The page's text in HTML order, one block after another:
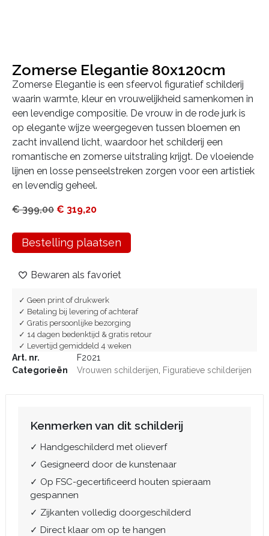
Zomerse Elegantie 80x120cm
Zomerse Elegantie is een sfeervol figuratief schilderij
waarin warmte, kleur en vrouwelijkheid samenkomen in
een levendige compositie. De vrouw in de rode jurk is
op elegante wijze weergegeven tussen bloemen en
zacht invallend licht, waardoor het schilderij een
romantische en zomerse uitstraling krijgt. De vloeiende
lijnen en losse penseelstreken zorgen voor een artistiek
en levendig geheel.
€399,00 € 319,20
Bestelling plaatsen
Bewaren als favoriet
✓ Geen print of drukwerk
✓ Betaling bij levering of achteraf
✓ Gratis persoonlijke bezorging
✓ 14 dagen bedenktijd & gratis retour
✓ Levertijd gemiddeld 4 weken
Art. nr.
F2021
Categorieën
Vrouwen schilderijen Figuratieve schilderijen
Kenmerken van dit schilderij
✓ Handgeschilderd met olieverf
✓ Gesigneerd door de kunstenaar
✓ Op FSC-gecertificeerd houten spieraam
gespannen
✓ Zijkanten volledig doorgeschilderd
✓ Direct klaar om op te hangen